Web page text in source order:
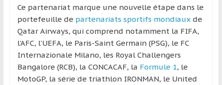
Ce partenariat marque une nouvelle étape dans le
portefeuille de partenariats sportifs mondiauxde
Qatar Airways, qui comprend notamment la FIFA,
l’AFC, l’UEFA, le Paris-Saint Germain (PSG), le FC
Internazionale Milano, les Royal Challengers
Bangalore (RCB), la CONCACAF, la Formule 1, le
MotoGP, la série de triathlon IRONMAN, le United